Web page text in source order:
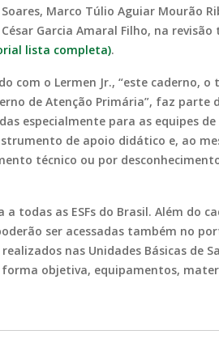
Marco Túlio Aguiar Mourão
César Garcia Amaral Filho, na
lista completa).
com o Lermen Jr., “este caderno,
de Atenção Primária”, faz parte
especialmente para as equipes
de apoio didático e, ao
técnico ou por
as ESFs do Brasil. Além do
ser acessadas também no
nas Unidades Básicas de
objetiva, equipamentos,